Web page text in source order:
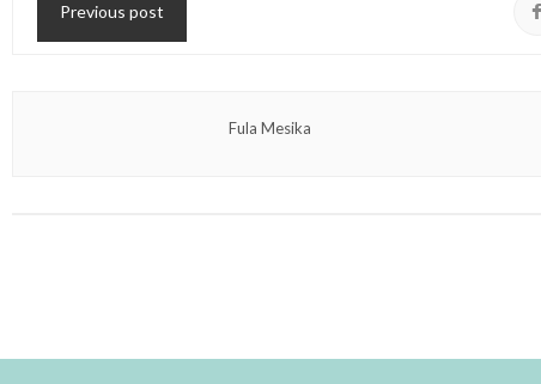
Previous post
Fula Mesika